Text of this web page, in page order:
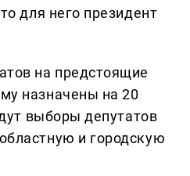
для него президент
на предстоящие
назначены на 20
выборы депутатов
и городскую